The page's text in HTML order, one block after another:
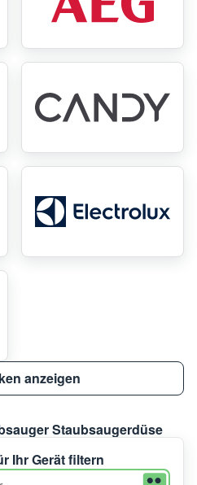
anzeigen
Staubsaugerdüse
Ihr Gerät filtern